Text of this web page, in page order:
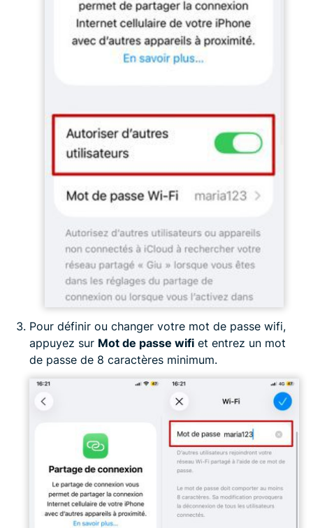
Pour définir ou changer votre mot de passe wifi,
appuyez sur Mot de passe wifi et entrez un mot
de passe de 8 caractères minimum.